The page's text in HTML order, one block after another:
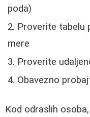
poda)
Proverite tabelu
mere
Proverite
Obavezno
Kod odraslih